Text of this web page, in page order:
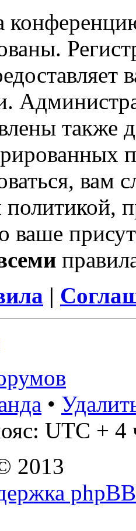
также
вам
политикой,
ваше
|
•
UTC + 4
2013
phpBB